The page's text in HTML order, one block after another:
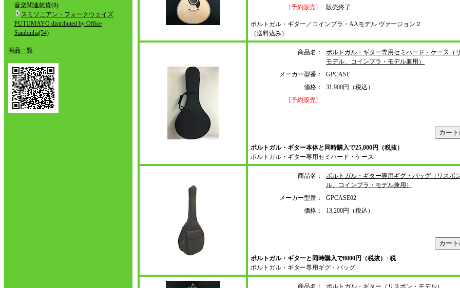
音楽関連雑貨(8)
スミソニアン・フォークウェイズ
PUTUMAYO distributed by Office
Sambinha(54)
商品一覧
[予約販売]
販売終了
ポルトガル・ギター／コインブラ・AAモデル ヴァージョン２
（送料込み）
商品名：
ポルトガル・ギター専用セミハード・ケース（
モデル、コインブラ・モデル兼用）
メーカー型番：
GPCASE
価格：
31,900円（税込）
[予約販売]
ポルトガル・ギター本体と同時購入で25,000円（税抜）
ポルトガル・ギター専用セミハード・ケース
商品名：
ポルトガル・ギター専用ギグ・バッグ（リスボ
ル、コインブラ・モデル兼用）
メーカー型番：
GPCASE02
価格：
13,200円（税込）
ポルトガル・ギターと同時購入で8000円（税抜）+税
ポルトガル・ギター専用ギグ・バッグ
商品名：
ポルトガル・ギター（リスボン・モデル）